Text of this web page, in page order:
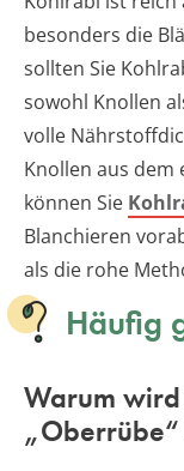
besonders die
sollten Sie
sowohl Knollen
volle
Knollen aus dem
können Sie
Blanchieren
als die rohe
Häufig
Warum